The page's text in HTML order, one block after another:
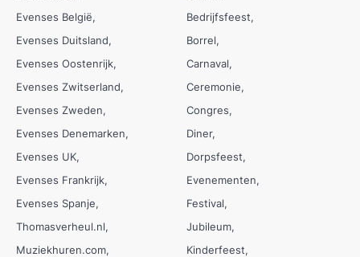
Evenses België
Evenses Duitsland
Evenses Oostenrijk
Evenses Zwitserland
Evenses Zweden
Evenses Denemarken
Evenses UK
Evenses Frankrijk
Evenses Spanje
Thomasverheul.nl
Muziekhuren.com
Bedrijfsfeest
Borrel
Carnaval
Ceremonie
Congres
Diner
Dorpsfeest
Evenementen
Festival
Jubileum
Kinderfeest